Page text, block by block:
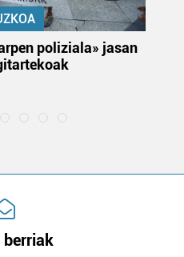
poliziala» jasan
berriak